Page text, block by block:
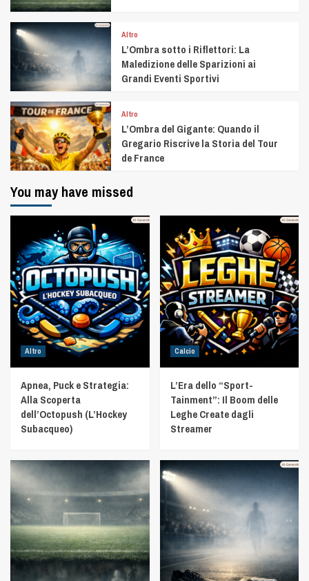
Altro
L’Ombra sotto i Riflettori: La
Maledizione delle Sparizioni ai
Grandi Eventi Sportivi
Altro
L’Ombra del Gigante: Quando il
Gregario Riscrive la Storia del Tour
de France
You may have missed
Altro
Apnea, Puck e Strategia:
Alla Scoperta
dell’Octopush (L’Hockey
Subacqueo)
Calcio
L’Era dello “Sport-
Tainment”: Il Boom delle
Leghe Create dagli
Streamer